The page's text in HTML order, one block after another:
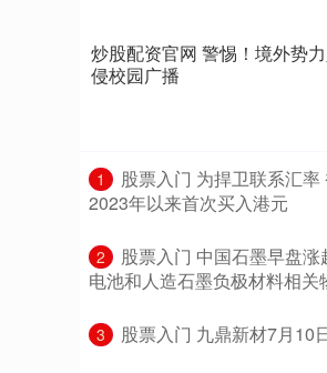
炒股配资官网 警惕！境外势
侵校园广播
1
股票入门 为捍卫联系汇率
2023年以来首次买入港元
2
股票入门 中国石墨早盘
电池和人造石墨负极材料相关
3 股票入门 九鼎新材7月10